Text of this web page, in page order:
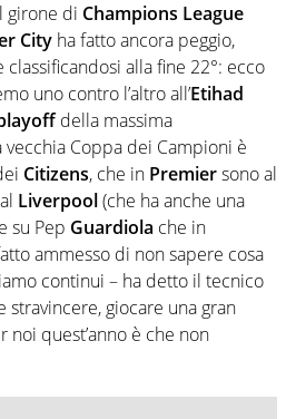
girone di Champions League
City ha fatto ancora peggio,
classificandosi alla fine 22°: ecco
uno contro l’altro all’Etihad
della massima
Coppa dei Campioni è
Citizens, che in Premiersono al
Liverpool(che ha anche una
su Pep Guardiola che in
ammesso di non sapere cosa
continui – ha detto il tecnico
stravincere, giocare una gran
quest’anno è che non